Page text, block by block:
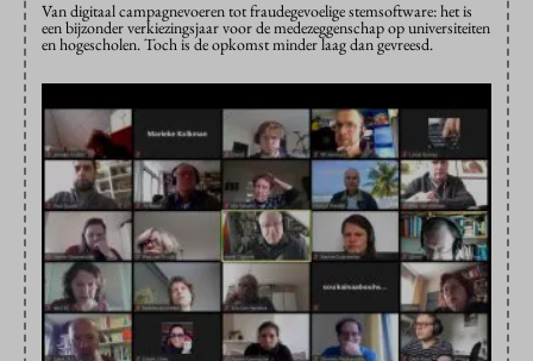
Van digitaal campagnevoeren tot fraudegevoelige stemsoftware: het is
een bijzonder verkiezingsjaar voor de medezeggenschap op universiteiten
en hogescholen. Toch is de opkomst minder laag dan gevreesd.